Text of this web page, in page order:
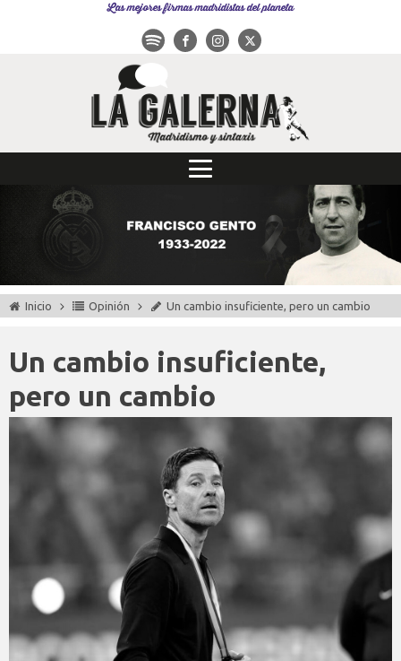
Las mejores firmas madridistas del planeta
Inicio Opinión Un cambio insuficiente, pero un cambio
Un cambio insuficiente,
pero un cambio